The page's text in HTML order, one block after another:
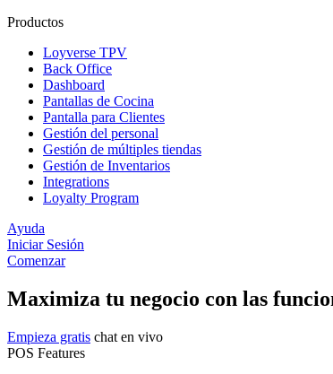
Productos
Loyverse TPV
Back Office
Dashboard
Pantallas de Cocina
Pantalla para Clientes
Gestión del personal
Gestión de múltiples tiendas
Gestión de Inventarios
Integrations
Loyalty Program
Ayuda
Iniciar Sesión
Comenzar
Maximiza tu negocio con las
Empieza gratis chat en vivo
POS Features